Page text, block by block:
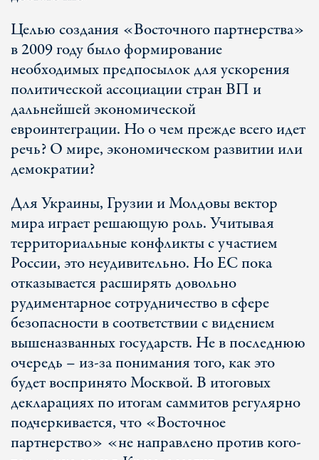
Целью создания «Восточного партнерства»
в 2009 году было формирование
необходимых предпосылок для ускорения
политической ассоциации стран ВП и
дальнейшей экономической
евроинтеграции. Но о чем прежде всего идет
речь? О мире, экономическом развитии или
демократии?
Для Украины, Грузии и Молдовы вектор
мира играет решающую роль. Учитывая
территориальные конфликты с участием
России, это неудивительно. Но ЕС пока
отказывается расширять довольно
рудиментарное сотрудничество в сфере
безопасности в соответствии с видением
вышеназванных государств. Не в последнюю
очередь – из-за понимания того, как это
будет воспринято Москвой. В итоговых
декларациях по итогам саммитов регулярно
подчеркивается, что «Восточное
партнерство» «не направлено против кого-